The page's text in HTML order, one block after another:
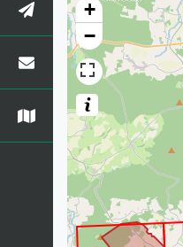
+
−